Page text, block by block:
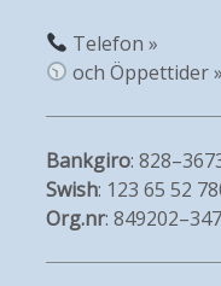
Telefon »
och Öppettider »
Bankgiro:
Swish: 123 65 52
Org.nr: